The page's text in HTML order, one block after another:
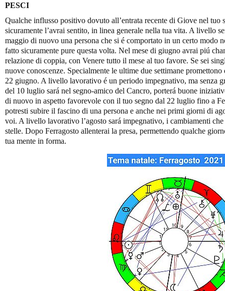
PESCI
Qualche influsso positivo dovuto all’entrata recente di Giove nel tuo
sicuramente l’avrai sentito, in linea generale nella tua vita. A livello
maggio di nuovo una persona che si é comportato in un certo modo
fatto sicuramente pure questa volta. Nel mese di giugno avrai piú
relazione di coppia, con Venere tutto il mese al tuo favore. Se sei
nuove conoscenze. Specialmente le ultime due settimane
22 giugno. A livello lavorativo é un periodo impegnativo, ma senza
del 10 luglio sará nel segno-amico del Cancro, porterá buone
di nuovo in aspetto favorevole con il tuo segno dal 22 luglio fino a
potresti subire il fascino di una persona e anche nei primi giorni di
voi. A livello lavorativo l’agosto sará impegnativo, i cambiamenti
stelle. Dopo Ferragosto allenterai la presa, permettendo qualche
tua mente in forma.